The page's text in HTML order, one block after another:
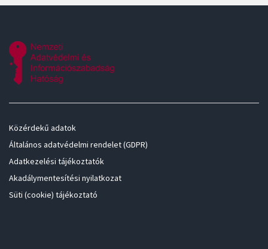
Közérdekű adatok
Általános adatvédelmi rendelet (GDPR)
Adatkezelési tájékoztatók
Akadálymentesítési nyilatkozat
Süti (cookie) tájékoztató